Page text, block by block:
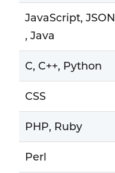
JavaScript, JSON
, Java
C, C++, Python
CSS
PHP, Ruby
Perl